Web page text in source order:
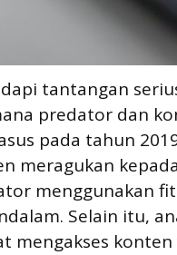
tantangan
predator dan
pada tahun
meragukan
menggunakan
Selain itu,
mengakses